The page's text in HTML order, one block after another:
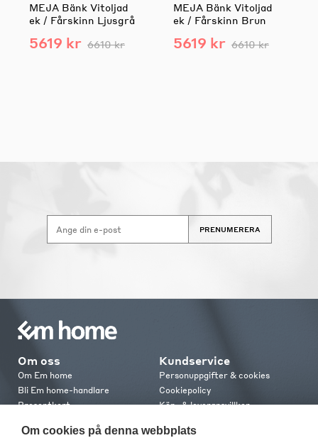
MEJA Bänk Vitoljad
ek / Fårskinn Ljusgrå
5619 kr 6610 kr
MEJA Bänk Vitoljad
ek / Fårskinn Brun
5619 kr 6610 kr
PRENUMERERA
Om oss
Om Em home
Bli Em home-handlare
Presentkort
Em home Club
Kundservice
Personuppgifter & cookies
Cookiepolicy
Köp- & leveransvillkor
Retur & reklamation
Om cookies på denna webbplats